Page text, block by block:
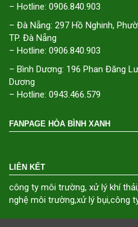
– Hotline: 0906.840.903
– Đà Nẵng: 297 Hồ Nghinh,
TP. Đà Nẵng
– Hotline: 0906.840.903
– Bình Dương: 196 Phan Đăng
Dương
– Hotline: 0943.466.579
FANPAGE HÒA BÌNH XANH
LIÊN KẾT
công ty môi trường, xử lý khí thải,
nghệ môi trường,xử lý bụi,công